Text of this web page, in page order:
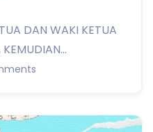
DAN WAKI KETUA